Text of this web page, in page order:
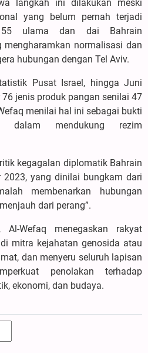
langkah ini dilakukan meski
yang belum pernah terjadi
ulama dan dai Bahrain
normalisasi dan
hubungan dengan Tel Aviv.
Pusat Israel, hingga Juni
jenis produk pangan senilai 47
menilai hal ini sebagai bukti
dalam mendukung rezim
kegagalan diplomatik Bahrain
2023, yang dinilai bungkam dari
membenarkan hubungan
dari perang”.
Al-Wefaq menegaskan rakyat
mitra kejahatan genosida atau
dan menyeru seluruh lapisan
penolakan terhadap
ekonomi, dan budaya.